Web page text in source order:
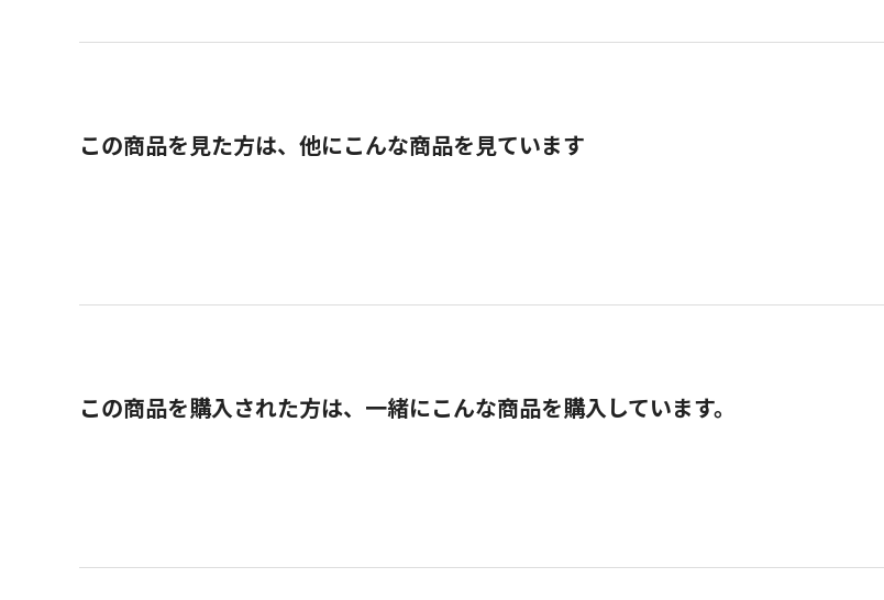
この商品を見た方は、他にこんな商品を見ています
この商品を購入された方は、一緒にこんな商品を購入しています。